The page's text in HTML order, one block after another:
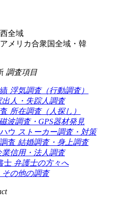
全域
メリカ合衆国全域・韓
調査項目
浮気調査（行動調査）
出人・失踪人調査
所在調査（人探し）
波調査・GPS器材発見
ウ ストーカー調査・対策
査 結婚調査・身上調査
業信用・法人調査
士 弁護士の方々へ
その他の調査